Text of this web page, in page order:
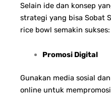
Selain ide dan konsep
strategi yang bisa Sobat
rice bowl semakin sukses:
Promosi Digital
Gunakan media sosial
online untuk